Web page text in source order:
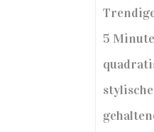
5